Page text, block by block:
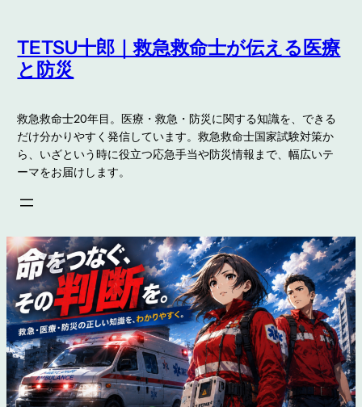
容
を
ス
ッ
プ
TETSU十郎｜救急救命士が伝える医療
と防災
救急救命士20年目。医療・救急・防災に関する知識を、できる
だけ分かりやすく発信しています。救急救命士国家試験対策か
ら、いざという時に役立つ応急手当や防災情報まで、幅広いテ
ーマをお届けします。